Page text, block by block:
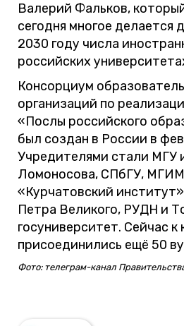
Валерий Фальков,
сегодня многое делается
2030 году числа
российских
Консорциум
организаций по
«Послы российского
был создан в России в
Учредителями стали МГУ
Ломоносова, СПбГУ,
«Курчатовский
Петра Великого, РУДН и
госуниверситет. Сейчас к
присоединились ещё 50
Фото: телеграм-канал